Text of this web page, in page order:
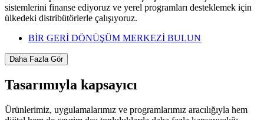
sistemlerini finanse ediyoruz ve yerel programları desteklemek için
ülkedeki distribütörlerle çalışıyoruz.
BİR GERİ DÖNÜŞÜM MERKEZİ BULUN
Daha Fazla Gör
Tasarımıyla kapsayıcı
Ürünlerimiz, uygulamalarımız ve programlarımız aracılığıyla hem